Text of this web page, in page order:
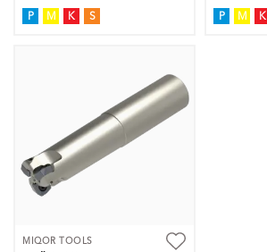
P M K S P M K
MIQOR TOOLS